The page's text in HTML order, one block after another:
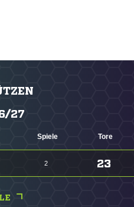
27
Spiele Tore
2 23